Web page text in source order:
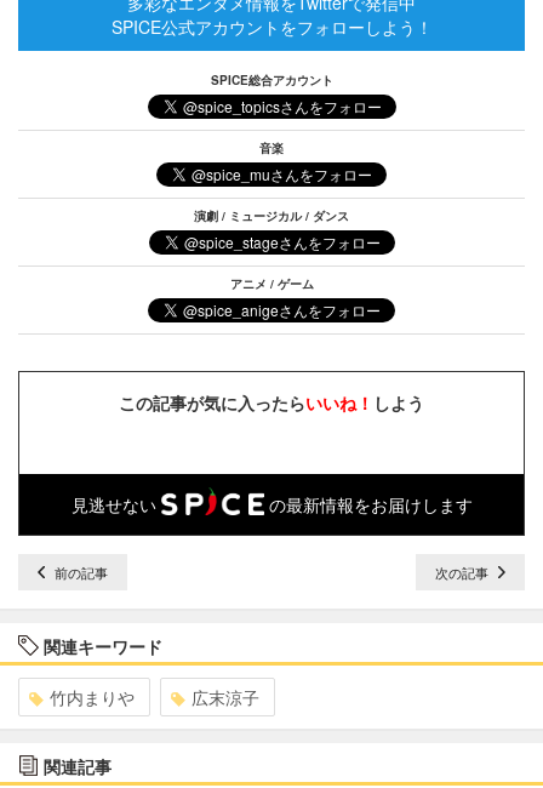
SPICE公式アカウントをフォローしよう！
SPICE総合アカウント
音楽
演劇 / ミュージカル / ダンス
アニメ / ゲーム
この記事が気に入ったらいいね！ しよう
見逃せない の最新情報をお届けします
前の記事 次の記事
関連キーワード
竹内まりや 広末涼子
関連記事